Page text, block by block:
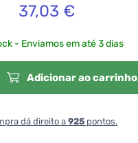
37,03 €
- Enviamos em até 3 dias
Adicionar ao carrinho
dá direito a 925 pontos.